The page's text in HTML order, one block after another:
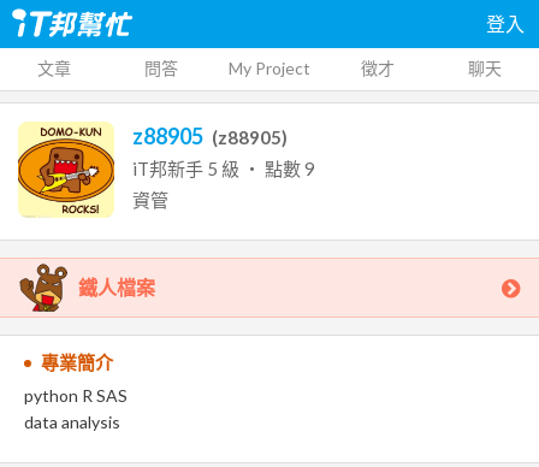
登入
文章 問答 My Project 徵才 聊天
z88905 (z88905)
iT邦新手 5 級 ‧ 點數9
資管
鐵人檔案
專業簡介
python R SAS
data analysis